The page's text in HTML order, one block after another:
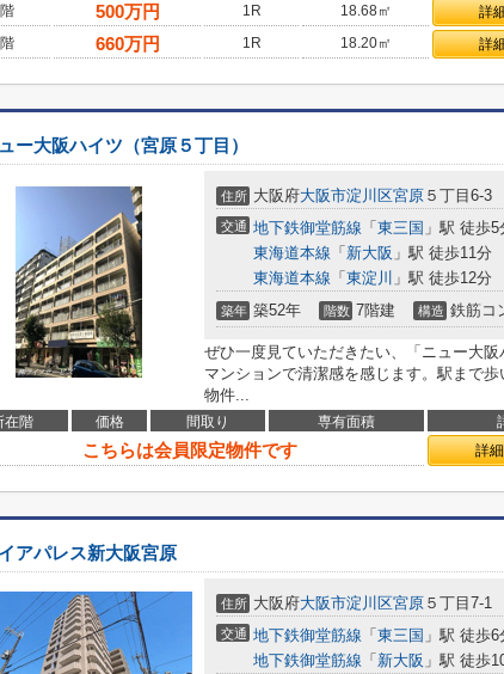
500万円 1R 18.68㎡ 詳
660万円 1R 18.20㎡ 詳
ー大阪ハイツ（宮原５丁目）
住所 大阪府大阪市淀川区宮原 ５丁目6-3
交通 地下鉄御堂筋線 「 東三国 」駅 徒歩5
東海道本線 「 新大阪 」駅 徒歩11分
東海道本線 「 東淀川 」駅 徒歩12分
築年 築52年 階数 7階建 構造 鉄筋コ
ぜひ一度見ていただきたい、「ニュー大
マンションで清潔感を感じます。駅まで
物件...
在階 価格 間取り 専有面積
こちらは会員限定物件です 詳
アパレス新大阪宮原
住所 大阪府大阪市淀川区宮原 ５丁目7-1
交通 地下鉄御堂筋線 「 東三国 」駅 徒歩6
地下鉄御堂筋線 「 新大阪 」駅 徒歩